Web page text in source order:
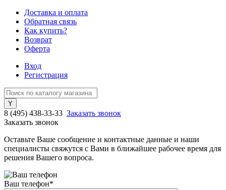
Доставка и оплата
Обратная связь
Как купить?
Возврат
Оферта
Вход
Регистрация
8 (495) 438-33-33 Заказать звонок
Заказать звонок
Оставьте Ваше сообщение и контактные данные и наши
специалисты свяжутся с Вами в ближайшее рабочее время для
решения Вашего вопроса.
Ваш телефон*